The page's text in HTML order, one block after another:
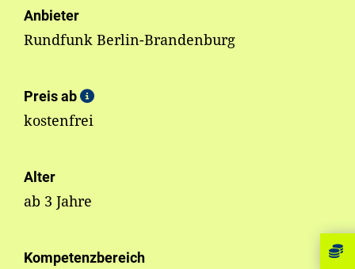
Anbieter
Rundfunk Berlin-Brandenburg
Preis ab
kostenfrei
Alter
ab 3 Jahre
Kompetenzbereich